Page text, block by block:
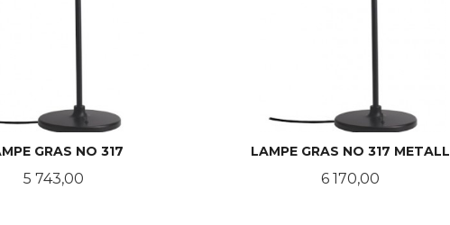
GRAS NO 317
Pris
5 743,00
LAMPE GRAS NO 317 METALL
Pris
6 170,00